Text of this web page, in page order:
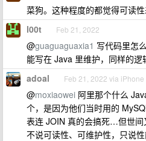
菜狗。这种程度的都觉得可读性
l00t Feb 21, 2022
@guaguaguaxia1 写代码里怎
能写在 Java 里维护，同样的逻
adoal Feb 21, 2022 via iPhone
@moxiaowei 阿里那个什么
个，是因为他们当时用的
表连 JOIN 真的会搞死…但世间
不说可读性、可维护性，只说